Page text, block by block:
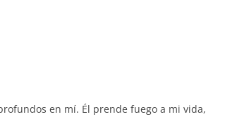
en mí. Él prende fuego a mi vida,